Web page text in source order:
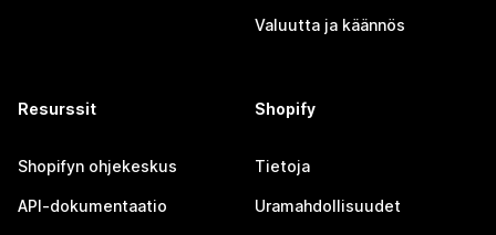
Valuutta ja käännös
Resurssit
Shopifyn ohjekeskus
API-dokumentaatio
Shopify
Tietoja
Uramahdollisuudet